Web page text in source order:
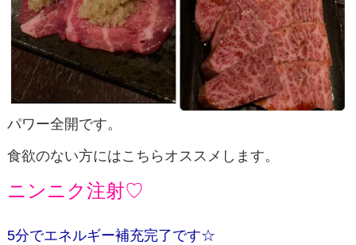
パワー全開です。
食欲のない方にはこちらオススメします。
ニンニク注射♡
5分でエネルギー補充完了です☆